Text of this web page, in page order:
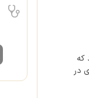
که
در